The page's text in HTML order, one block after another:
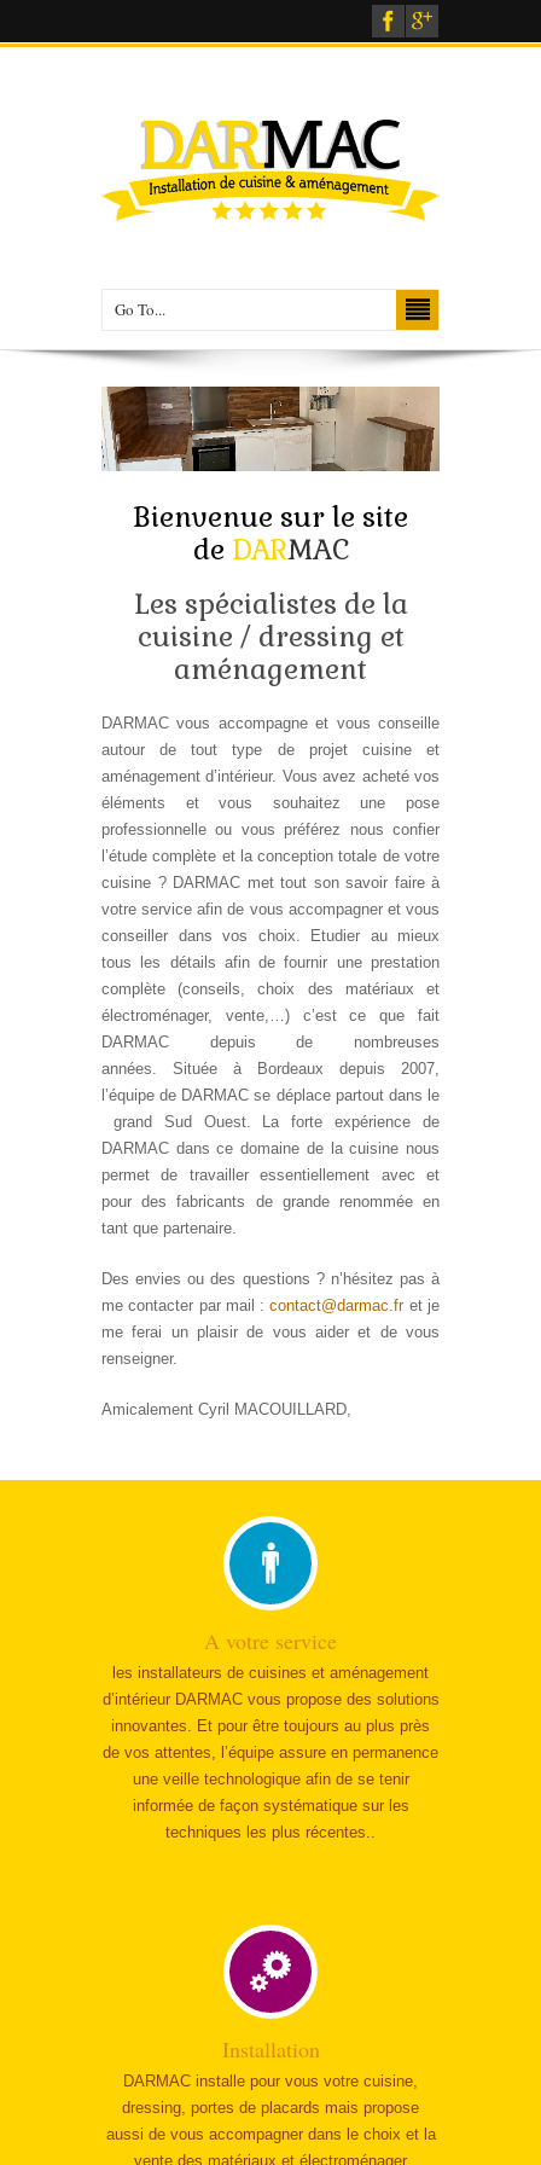
Go To...
Une équipe pour vous accompagner et vous conseiller
dans votre projet de cuisine & aménagement intérieur
Bienvenue sur le site
de DARMAC
Les spécialistes de la
cuisine / dressing et
aménagement
DARMAC vous accompagne et vous conseille
autour de tout type de projet cuisine et
aménagement d’intérieur. Vous avez acheté vos
éléments et vous souhaitez une pose
professionnelle ou vous préférez nous confier
l’étude complète et la conception totale de votre
cuisine ? DARMAC met tout son savoir faire à
votre service afin de vous accompagner et vous
conseiller dans vos choix. Etudier au mieux
tous les détails afin de fournir une prestation
complète (conseils, choix des matériaux et
électroménager, vente,…) c’est ce que fait
DARMAC depuis de nombreuses
années. Située à Bordeaux depuis 2007,
l’équipe de DARMAC se déplace partout dans le
grand Sud Ouest. La forte expérience de
DARMAC dans ce domaine de la cuisine nous
permet de travailler essentiellement avec et
pour des fabricants de grande renommée en
tant que partenaire.
Des envies ou des questions ? n’hésitez pas à
me contacter par mail :contact@darmac.fret je
me ferai un plaisir de vous aider et de vous
renseigner.
Amicalement Cyril MACOUILLARD,
A votre service
les installateurs de cuisines et aménagement
d’intérieur DARMAC vous propose des solutions
innovantes. Et pour être toujours au plus près
de vos attentes, l’équipe assure en permanence
une veille technologique afin de se tenir
informée de façon systématique sur les
techniques les plus récentes..
Installation
DARMAC installe pour vous votre cuisine,
dressing, portes de placards mais propose
aussi de vous accompagner dans le choix et la
vente des matériaux et électroménager